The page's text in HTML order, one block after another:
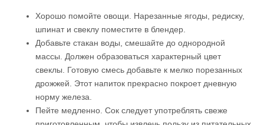
Хорошо помойте овощи. Нарезанные ягоды, редиску,
шпинат и свеклу поместите в блендер.
Добавьте стакан воды, смешайте до однородной
массы. Должен образоваться характерный цвет
свеклы. Готовую смесь добавьте к мелко порезанных
дрожжей. Этот напиток прекрасно покроет дневную
норму железа.
Пейте медленно. Сок следует употреблять свеже